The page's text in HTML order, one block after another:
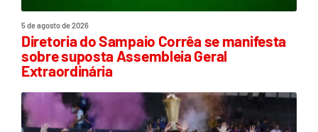
5 de agosto de 2026
Diretoria do Sampaio Corrêa se manifesta
sobre suposta Assembleia Geral
Extraordinária